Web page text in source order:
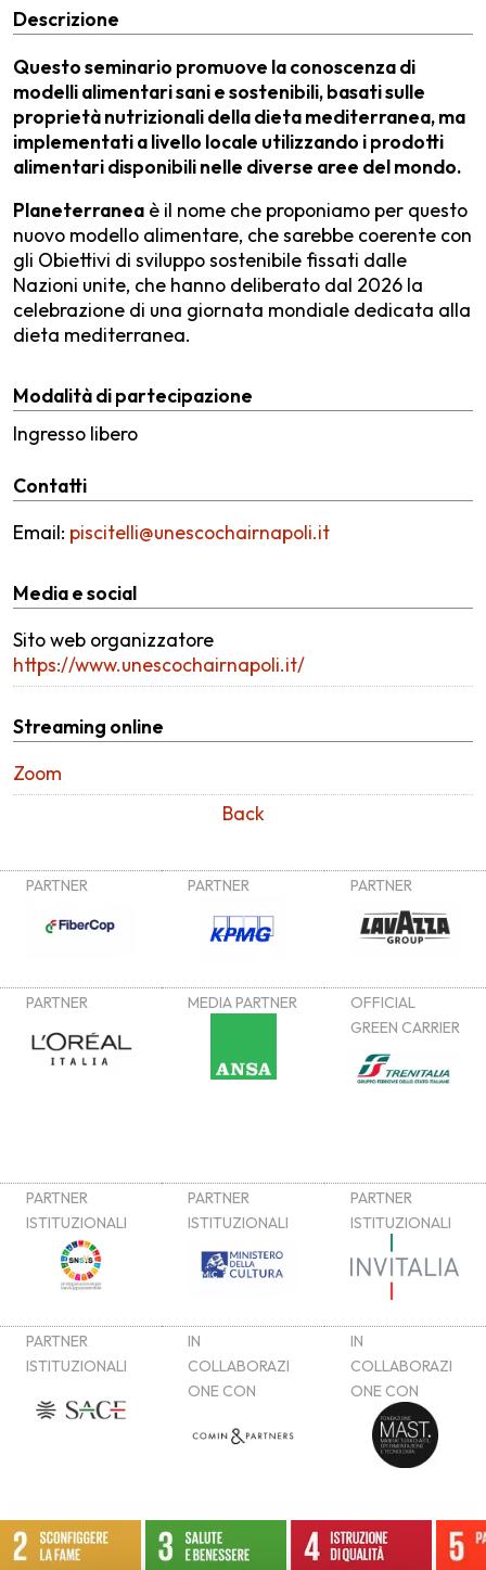
Descrizione
Questo seminario promuove la conoscenza di
modelli alimentari sani e sostenibili, basati sulle
proprietà nutrizionali della dieta mediterranea, ma
implementati a livello locale utilizzando i prodotti
alimentari disponibili nelle diverse aree del mondo.
Planeterranea è il nome che proponiamo per questo
nuovo modello alimentare, che sarebbe coerente con
gli Obiettivi di sviluppo sostenibile fissati dalle
Nazioni unite, che hanno deliberato dal 2026 la
celebrazione di una giornata mondiale dedicata alla
dieta mediterranea.
Modalità di partecipazione
Ingresso libero
Contatti
Email: piscitelli@unescochairnapoli.it
Media e social
Sito web organizzatore
https://www.unescochairnapoli.it/
Streaming online
Zoom
Back